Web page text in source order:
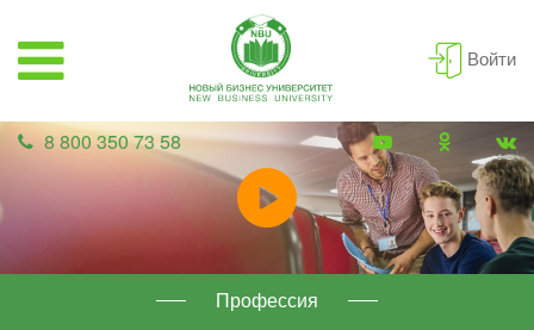
Войти
8 800 350 73 58
Профессия